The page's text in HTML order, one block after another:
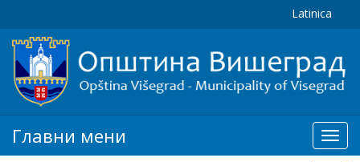
Latinica
мени
Главни мени